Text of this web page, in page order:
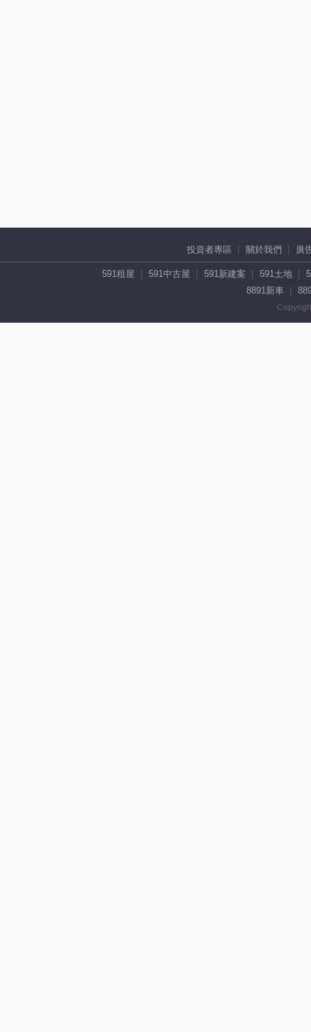
投資者專區 關於我們 廣
591租屋 591中古屋 591新建案 591土地
8891新車